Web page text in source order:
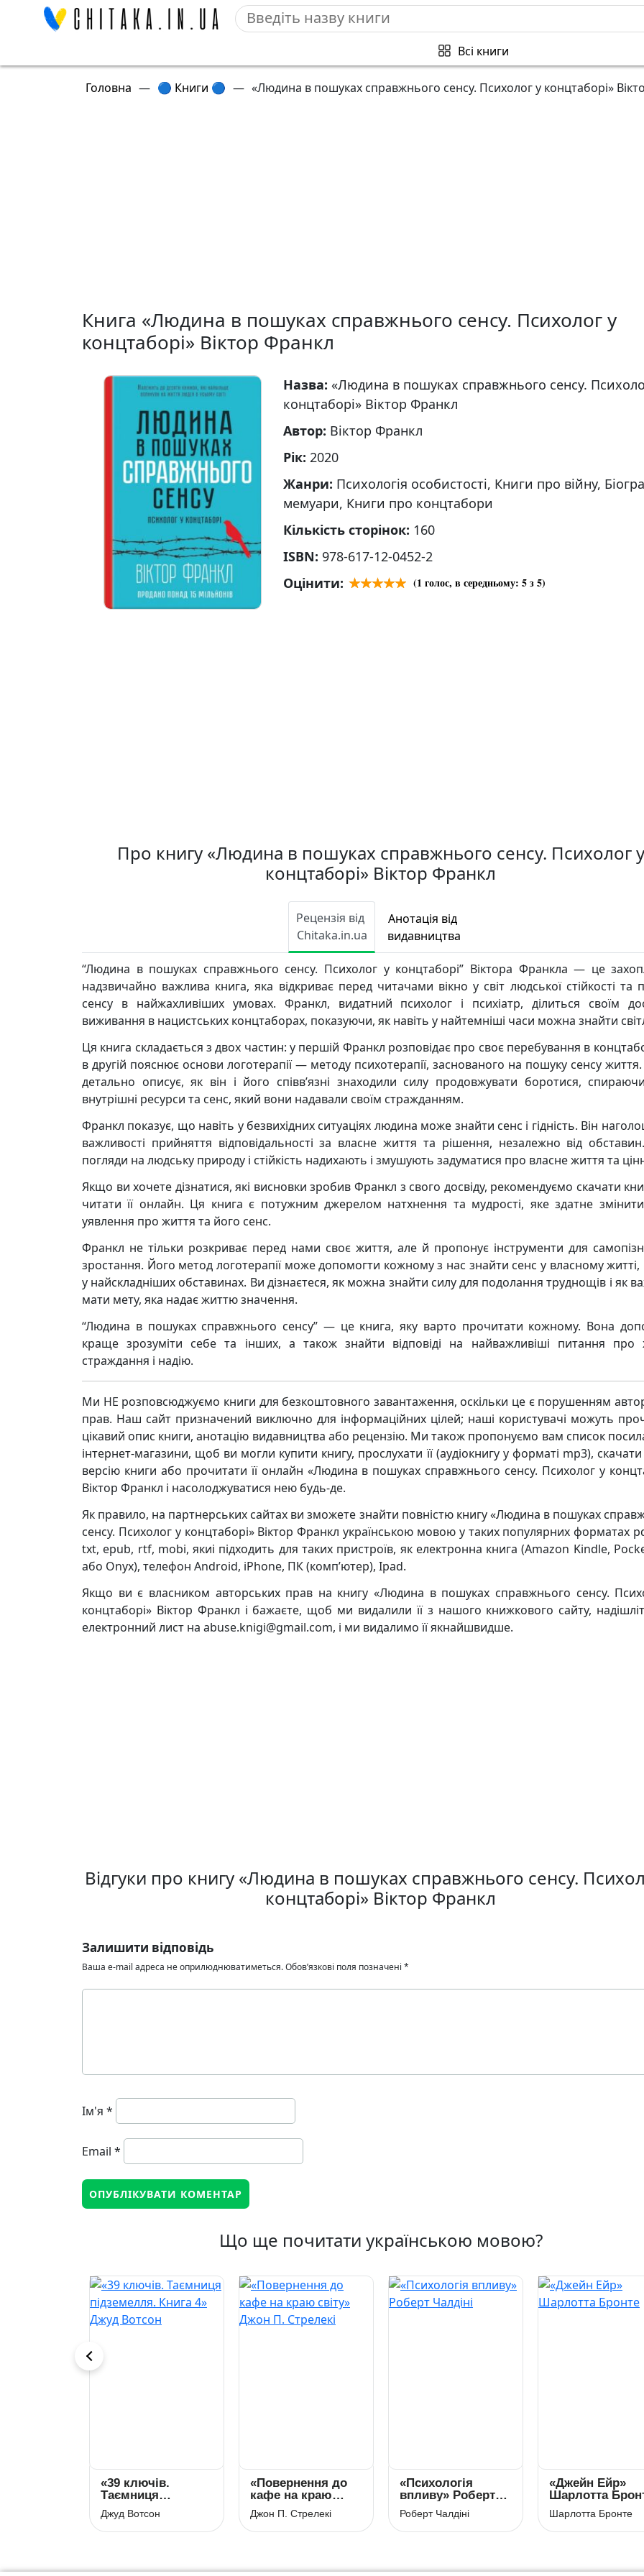
Всі книги
Головна — 🔵 Книги 🔵 — «Людина в пошуках справжнього сенсу. Психолог у концтаборі»
Книга «Людина в пошуках справжнього сенсу. Психолог у
концтаборі» Вiктор Франкл
Назва: «Людина в пошуках справжнього сенсу.
концтаборі» Вiктор Франкл
Автор: Вiктор Франкл
Рік: 2020
Жанри: Психологія особистості, Книги про війну,
мемуари, Книги про концтабори
Кількість сторінок: 160
ISBN: 978-617-12-0452-2
Оцінити:
(1 голос, в середньому: 5з 5)
Про книгу «Людина в пошуках справжнього сенсу. Психолог у
концтаборі» Вiктор Франкл
Рецензія від
Chitaka.in.ua
Анотація від
видавництва
“Людина в пошуках справжнього сенсу. Психолог у концтаборі” Віктора Франкла — це
надзвичайно важлива книга, яка відкриває перед читачами вікно у світ людської стійкості та
сенсу в найжахливіших умовах. Франкл, видатний психолог і психіатр, ділиться своїм
виживання в нацистських концтаборах, показуючи, як навіть у найтемніші часи можна знайти
Ця книга складається з двох частин: у першій Франкл розповідає про своє перебування в
в другій пояснює основи логотерапії — методу психотерапії, заснованого на пошуку сенсу
детально описує, як він і його співв’язні знаходили силу продовжувати боротися,
внутрішні ресурси та сенс, який вони надавали своїм стражданням.
Франкл показує, що навіть у безвихідних ситуаціях людина може знайти сенс і гідність. Він
важливості прийняття відповідальності за власне життя та рішення, незалежно від
погляди на людську природу і стійкість надихають і змушують задуматися про власне життя та
Якщо ви хочете дізнатися, які висновки зробив Франкл з свого досвіду, рекомендуємо скачати
читати її онлайн. Ця книга є потужним джерелом натхнення та мудрості, яке здатне
уявлення про життя та його сенс.
Франкл не тільки розкриває перед нами своє життя, але й пропонує інструменти для
зростання. Його метод логотерапії може допомогти кожному з нас знайти сенс у власному житті,
у найскладніших обставинах. Ви дізнаєтеся, як можна знайти силу для подолання труднощів і як
мати мету, яка надає життю значення.
“Людина в пошуках справжнього сенсу” — це книга, яку варто прочитати кожному. Вона
краще зрозуміти себе та інших, а також знайти відповіді на найважливіші питання про
страждання і надію.
Ми НЕ розповсюджуємо книги для безкоштовного завантаження, оскільки це є порушенням
прав. Наш сайт призначений виключно для інформаційних цілей; наші користувачі можуть
цікавий опис книги, анотацію видавництва або рецензію. Ми також пропонуємо вам список
інтернет-магазини, щоб ви могли купити книгу, прослухати її (аудіокнигу у форматі mp3),
версію книги або прочитати її онлайн «Людина в пошуках справжнього сенсу. Психолог у
Вiктор Франкл і насолоджуватися нею будь-де.
Як правило, на партнерських сайтах ви зможете знайти повністю книгу «Людина в пошуках
сенсу. Психолог у концтаборі» Вiктор Франкл українською мовою у таких популярних форматах
txt, epub, rtf, mobi, якиі підходить для таких пристроїв, як електронна книга (Amazon Kindle,
або Onyx), телефон Android, iPhone, ПК (комп’ютер), Ipad.
Якщо ви є власником авторських прав на книгу «Людина в пошуках справжнього сенсу.
концтаборі» Вiктор Франкл і бажаєте, щоб ми видалили її з нашого книжкового сайту,
електронний лист на abuse.knigi@gmail.com, і ми видалимо її якнайшвидше.
Відгуки про книгу «Людина в пошуках справжнього сенсу.
концтаборі» Вiктор Франкл
Залишити відповідь
Ваша e-mail адреса не оприлюднюватиметься.Обов’язкові поля позначені *
Ім'я *
Email *
Що ще почитати українською мовою?
«39 ключiв.
Таємниця
пiдземелля. Книга
4» Джуд Вотсон
Джуд Вотсон
«Повернення до
кафе на краю
світу» Джон П.
Стрелекі
Джон П. Стрелекі
«Психологія
впливу» Роберт
Чалдіні
Роберт Чалдіні
«Джейн Ейр»
Шарлотта
Шарлотта Бронте